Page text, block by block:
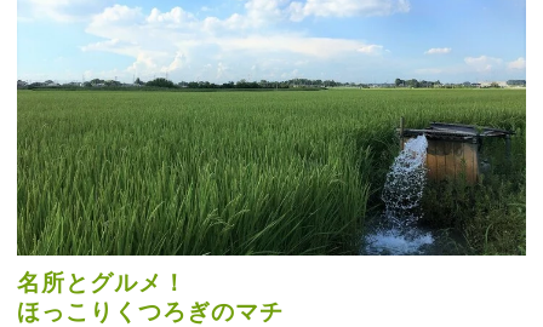
名所とグルメ！
ほっこりくつろぎのマチ